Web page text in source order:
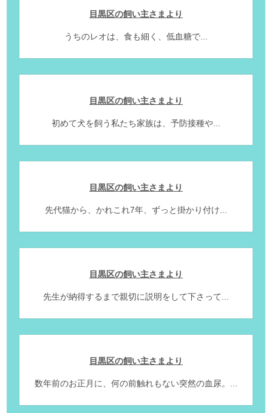
目黒区の飼い主さまより
うちのレオは、食も細く、低血糖で...
目黒区の飼い主さまより
初めて犬を飼う私たち家族は、予防接種や...
目黒区の飼い主さまより
先代猫から、かれこれ7年、ずっと掛かり付け...
目黒区の飼い主さまより
先生が納得するまで親切に説明をして下さって...
目黒区の飼い主さまより
数年前のお正月に、何の前触れもない突然の血尿。...